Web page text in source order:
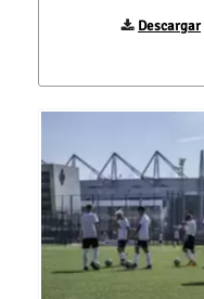
Descargar